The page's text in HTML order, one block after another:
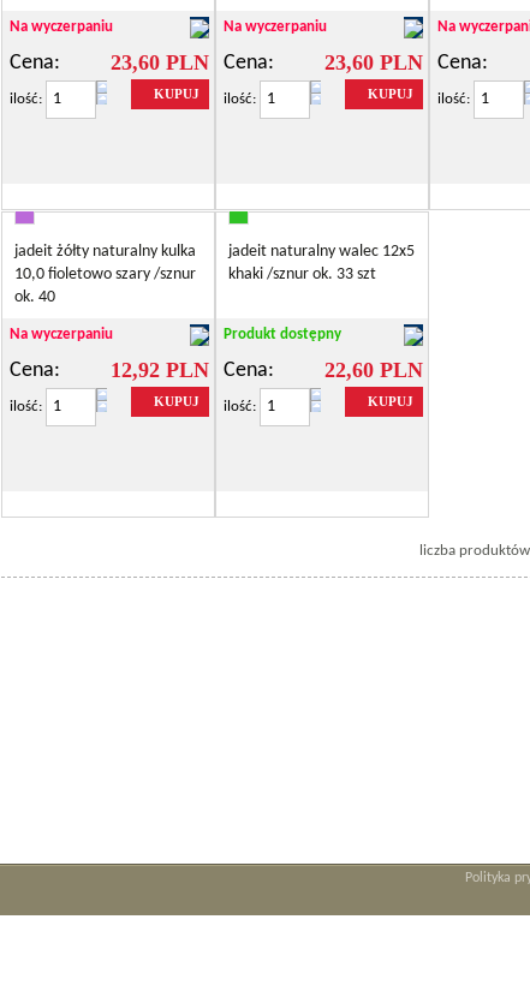
Na wyczerpaniu
Cena: 23,60 PLN
ilość: KUPUJ
Na wyczerpaniu
Cena: 23,60 PLN
ilość: KUPUJ
Na
Cena:
ilość:
jadeit żółty naturalny kulka
10,0 fioletowo szary /sznur
ok. 40
Na wyczerpaniu
Cena: 12,92 PLN
ilość: KUPUJ
jadeit naturalny walec 12x5
khaki /sznur ok. 33 szt
Produkt dostępny
Cena: 22,60 PLN
ilość: KUPUJ
liczba
Polityka